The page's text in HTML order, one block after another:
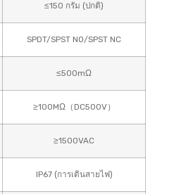
≤150 กรัม (ปกติ)
SPDT/SPST NO/SPST NC
≤500mΩ
≥100MΩ（DC500V）
≥1500VAC
IP67 (การเดินสายไฟ)